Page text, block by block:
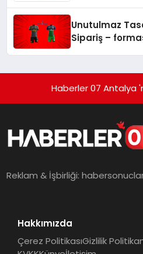
Unutulmaz
Sipariş –
Haberler 07 Antalya
Reklam & İşbirliği:
Hakkımızda
Çerez PolitikasıGizlilik